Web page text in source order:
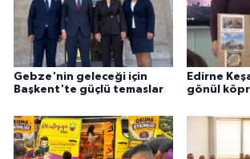
Gebze'nin geleceği için
Başkent'te güçlü temaslar
Edirne
gönül